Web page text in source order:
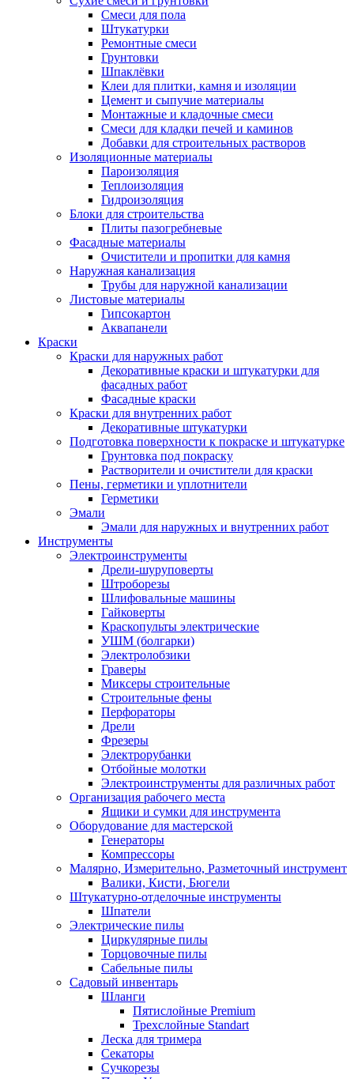
Смеси для пола
Штукатурки
Ремонтные смеси
Грунтовки
Шпаклёвки
Клеи для плитки, камня и изоляции
Цемент и сыпучие материалы
Монтажные и кладочные смеси
Смеси для кладки печей и каминов
Добавки для строительных растворов
Изоляционные материалы
Пароизоляция
Теплоизоляция
Гидроизоляция
Блоки для строительства
Плиты пазогребневые
Фасадные материалы
Очистители и пропитки для камня
Наружная канализация
Трубы для наружной канализации
Листовые материалы
Гипсокартон
Аквапанели
Краски
Краски для наружных работ
Декоративные краски и штукатурки для
фасадных работ
Фасадные краски
Краски для внутренних работ
Декоративные штукатурки
Подготовка поверхности к покраске и штукатурке
Грунтовка под покраску
Растворители и очистители для краски
Пены, герметики и уплотнители
Герметики
Эмали
Эмали для наружных и внутренних работ
Инструменты
Электроинструменты
Дрели-шуруповерты
Штроборезы
Шлифовальные машины
Гайковерты
Краскопульты электрические
УШМ (болгарки)
Электролобзики
Граверы
Миксеры строительные
Строительные фены
Перфораторы
Дрели
Фрезеры
Электрорубанки
Отбойные молотки
Электроинструменты для различных работ
Организация рабочего места
Ящики и сумки для инструмента
Оборудование для мастерской
Генераторы
Компрессоры
Малярно, Измерительно, Разметочный инструмент
Валики, Кисти, Бюгели
Штукатурно-отделочные инструменты
Шпатели
Электрические пилы
Циркулярные пилы
Торцовочные пилы
Сабельные пилы
Садовый инвентарь
Шланги
Пятислойные Premium
Трехслойные Standart
Леска для тримера
Секаторы
Сучкорезы